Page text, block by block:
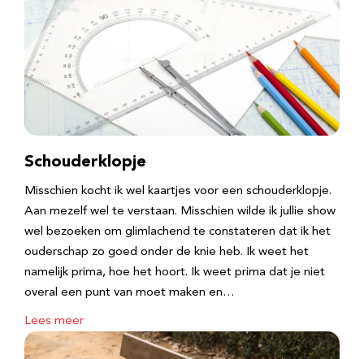
Schouderklopje
Misschien kocht ik wel kaartjes voor een schouderklopje.
Aan mezelf wel te verstaan. Misschien wilde ik jullie show
wel bezoeken om glimlachend te constateren dat ik het
ouderschap zo goed onder de knie heb. Ik weet het
namelijk prima, hoe het hoort. Ik weet prima dat je niet
overal een punt van moet maken en…
Lees meer